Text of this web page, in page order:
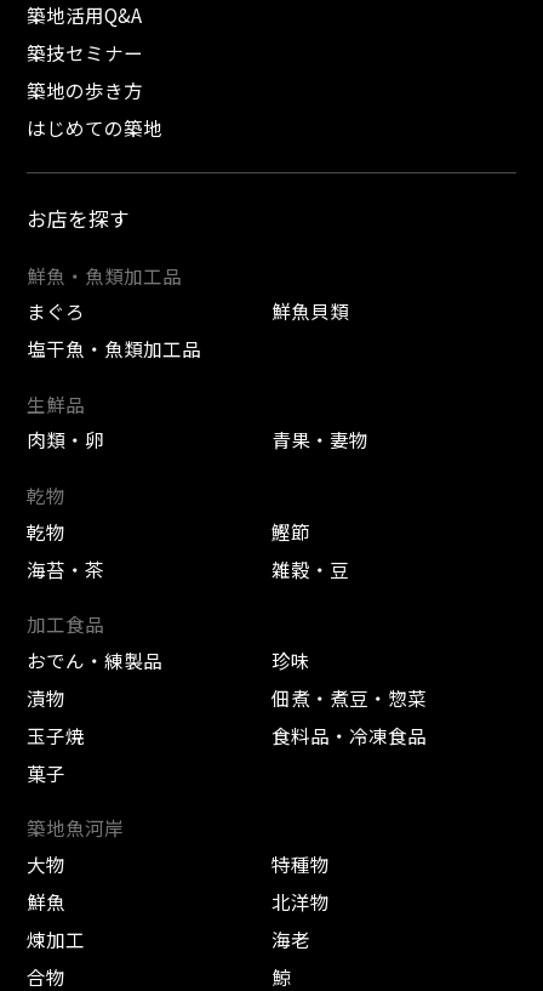
築地活用Q&A
築技セミナー
築地の歩き方
はじめての築地
お店を探す
鮮魚・魚類加工品
まぐろ
鮮魚貝類
塩干魚・魚類加工品
生鮮品
肉類・卵
青果・妻物
乾物
乾物
鰹節
海苔・茶
雑穀・豆
加工食品
おでん・練製品
珍味
漬物
佃煮・煮豆・惣菜
玉子焼
食料品・冷凍食品
菓子
築地魚河岸
大物
特種物
鮮魚
北洋物
煉加工
海老
合物
鯨